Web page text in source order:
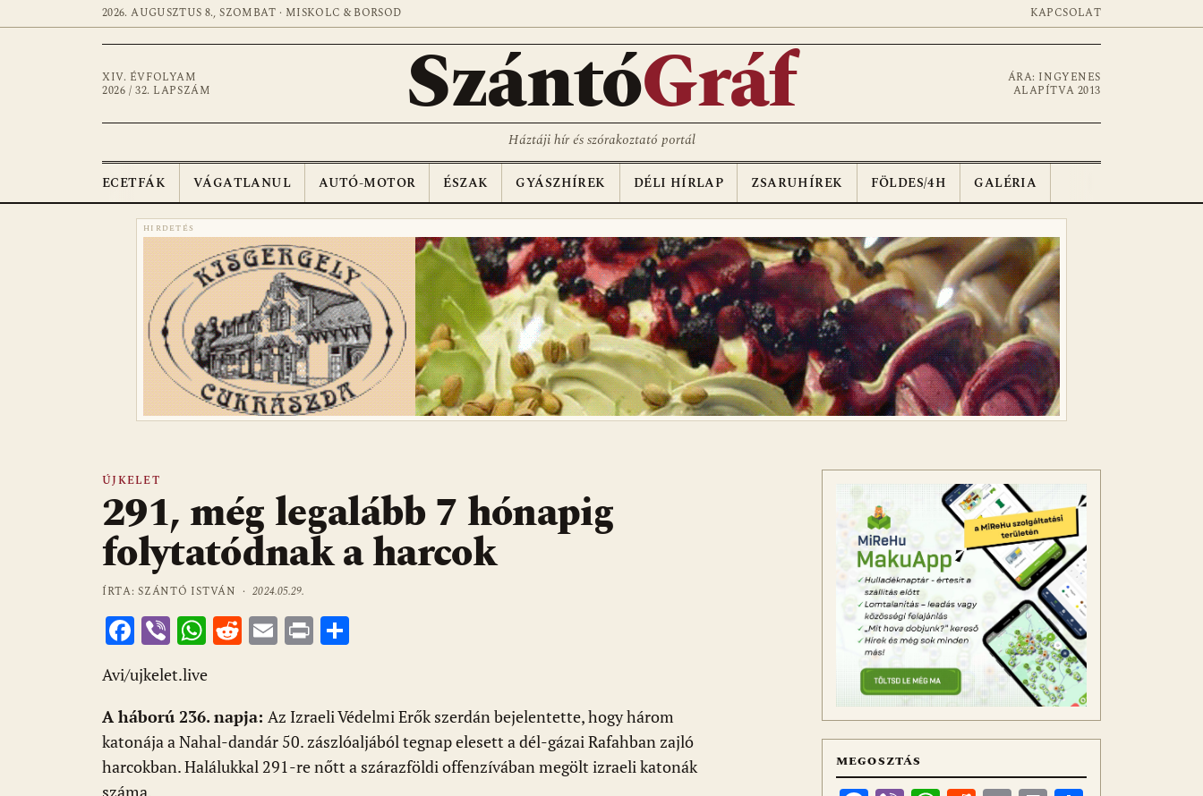
2026. AUGUSZTUS 8., SZOMBAT · MISKOLC & BORSOD KAPCSOLAT
XIV. ÉVFOLYAM
2026 / 32. LAPSZÁM
SzántóGráf
ÁRA: INGYENES
ALAPÍTVA 2013
Háztáji hír és szórakoztató portál
ECETFÁK VÁGATLANUL AUTÓ-MOTOR ÉSZAK GYÁSZHÍREK DÉLI HÍRLAP ZSARUHÍREK FÖLDES/4H GALÉRIA
HIRDETÉS
ÚJKELET
291, még legalább 7 hónapig
folytatódnak a harcok
ÍRTA: SZÁNTÓ ISTVÁN ·2024.05.29.
F
ac
e
b
o
o
Vi
b
er
W
at
s
A
p
R
di
t
E
l
Pr
m
e
g
Avi/ujkelet.live
A háború 236. napja: Az Izraeli Védelmi Erők szerdán bejelentette, hogy három
katonája a Nahal-dandár 50. zászlóaljából tegnap elesett a dél-gázai Rafahban zajló
harcokban. Halálukkal 291-re nőtt a szárazföldi offenzívában megölt izraeli katonák
MEGOSZTÁS